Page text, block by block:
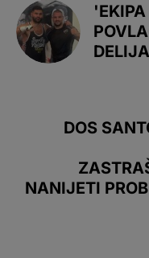
DOS
NANIJETI